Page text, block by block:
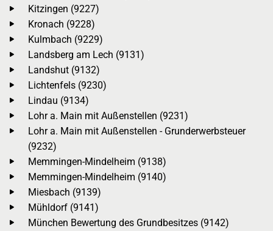
Kitzingen (9227)
Kronach (9228)
Kulmbach (9229)
Landsberg am Lech (9131)
Landshut (9132)
Lichtenfels (9230)
Lindau (9134)
Lohr a. Main mit Außenstellen (9231)
Lohr a. Main mit Außenstellen - Grunderwerbsteuer
(9232)
Memmingen-Mindelheim (9138)
Memmingen-Mindelheim (9140)
Miesbach (9139)
Mühldorf (9141)
München Bewertung des Grundbesitzes (9142)